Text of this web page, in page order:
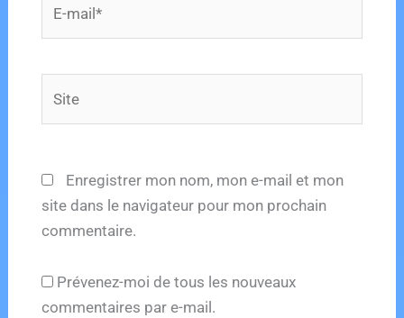
Enregistrer mon nom, mon e-mail et mon
site dans le navigateur pour mon prochain
commentaire.
Prévenez-moi de tous les nouveaux
commentaires par e-mail.